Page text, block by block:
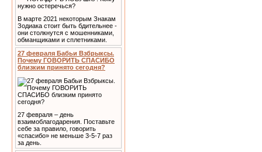
В марте 2021 некоторым Знакам
Зодиака стоит быть бдительнее -
они столкнутся с мошенниками,
обманщиками и сплетниками.
27 февраля Бабьи Взбрыксы.
Почему ГОВОРИТЬ СПАСИБО
близким принято сегодня?
27 февраля – день
взаимоблагодарения. Поставьте
себе за правило, говорить
«спасибо» не меньше 3-5-7 раз
за день.